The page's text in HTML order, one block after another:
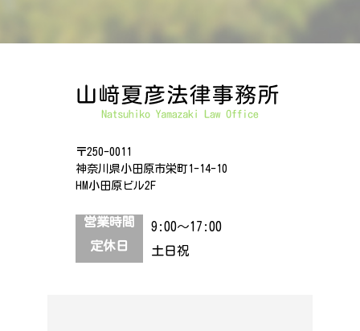
〒250-0011
神奈川県小田原市栄町1-14-10
HM小田原ビル2F
営業時間
9:00～17:00
定休日
土日祝